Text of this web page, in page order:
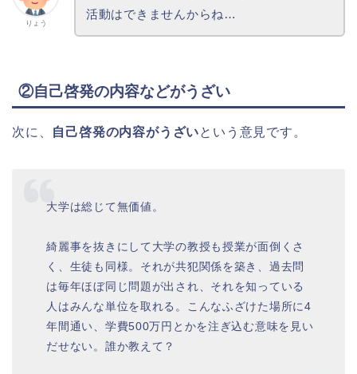
りょう
活動はできませんからね…
②自己啓発の内容などがうざい
次に、 自己啓発の内容がうざいという意見です。
大学は総じて無価値。
綺麗事を抜きにして大学の教授も授業が面倒くさ
く、生徒も同様。それが共犯関係を築き、過去問
は毎年ほぼ同じ問題が出され、それを知っている
人はみんな単位を取れる。こんなふざけた場所に4
年間通い、学費500万円とかを注ぎ込む意味を見い
だせない。誰か教えて？